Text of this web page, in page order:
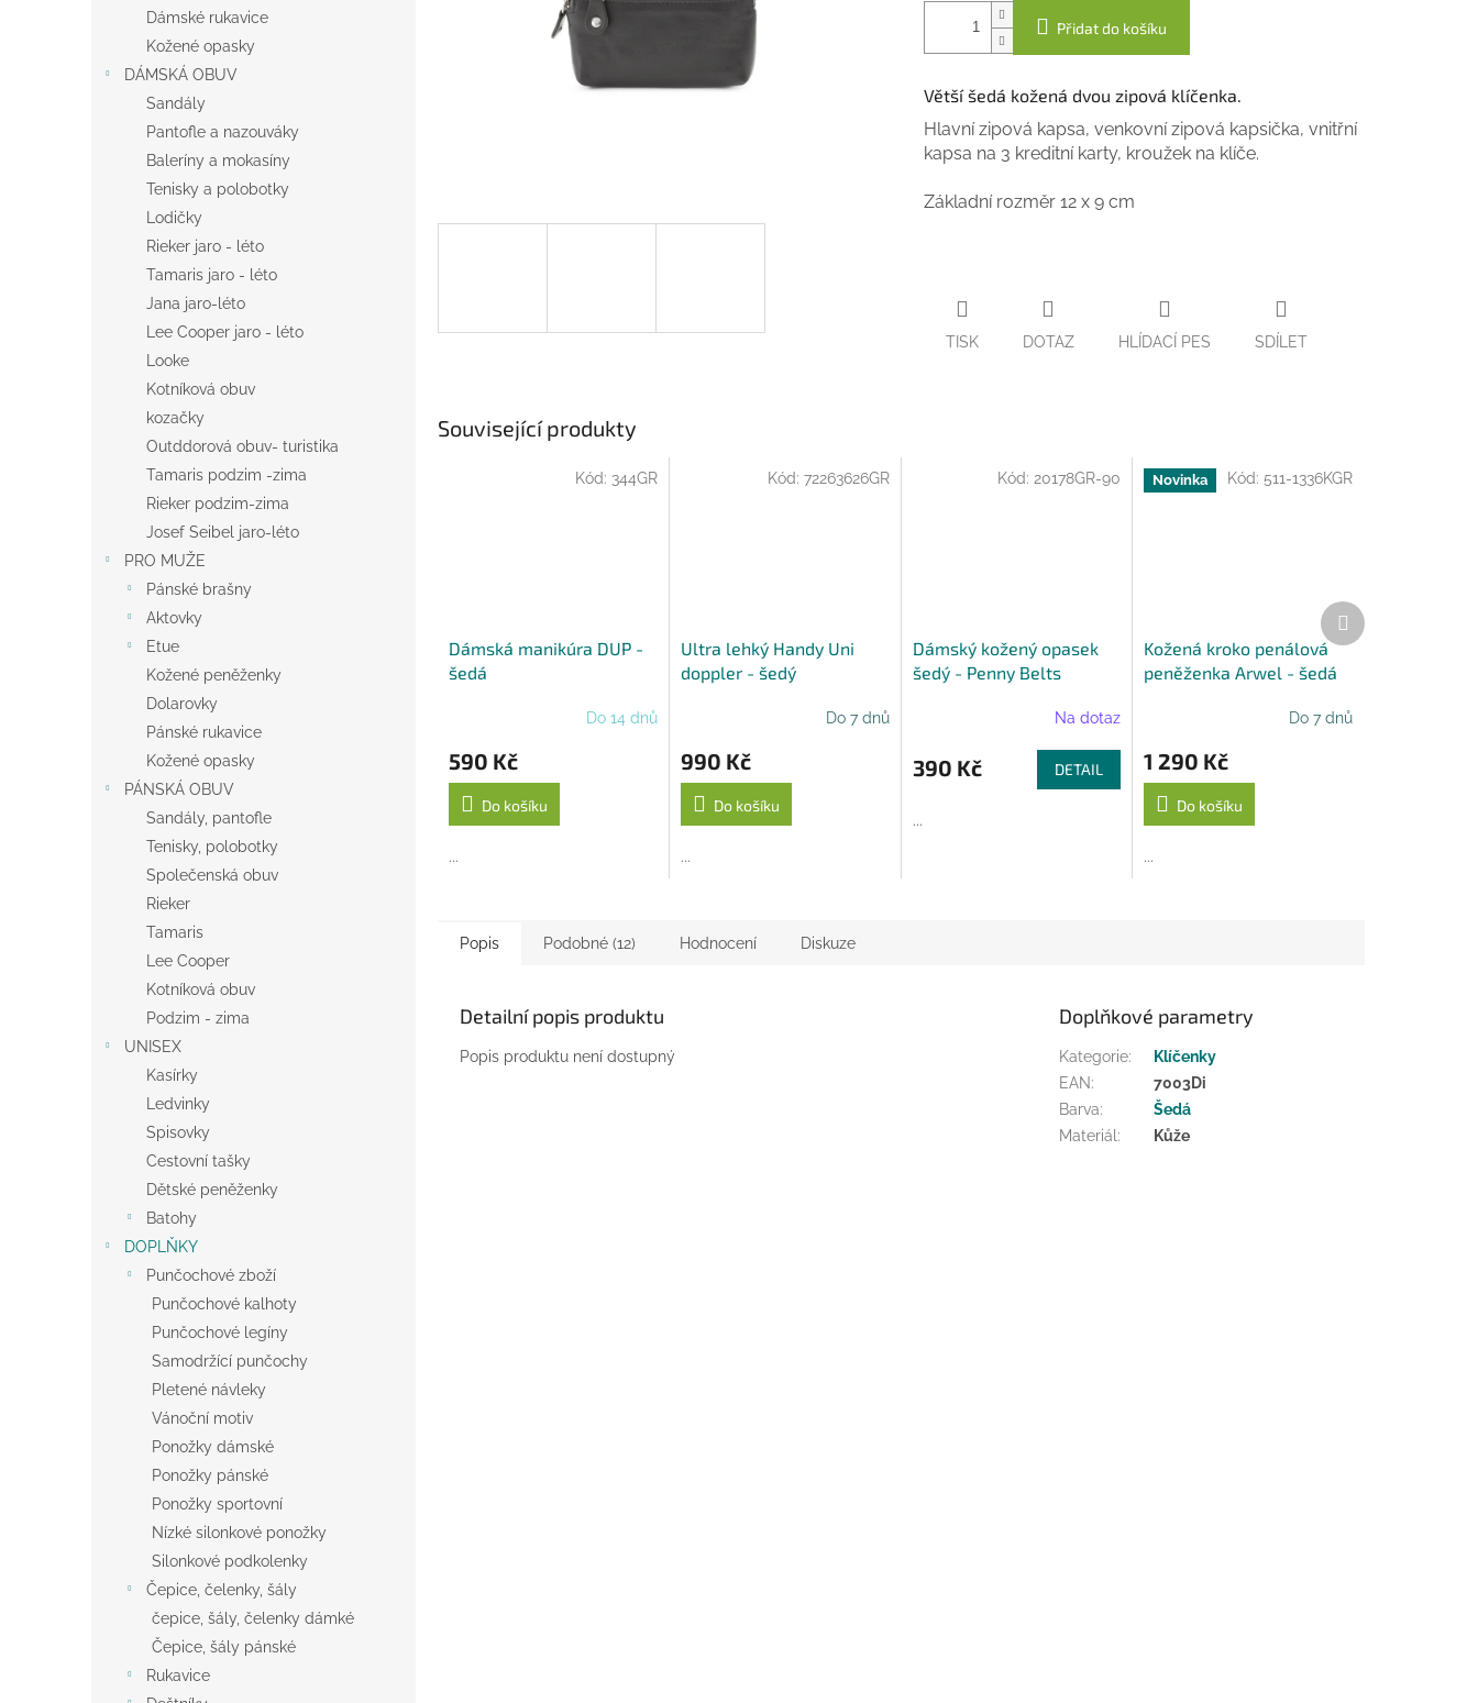
Dámské rukavice
Kožené opasky
DÁMSKÁ OBUV
Sandály
Pantofle a nazouváky
Baleríny a mokasíny
Tenisky a polobotky
Lodičky
Rieker jaro - léto
Tamaris jaro - léto
Jana jaro-léto
Lee Cooper jaro - léto
Looke
Kotníková obuv
kozačky
Outddorová obuv- turistika
Tamaris podzim -zima
Rieker podzim-zima
Josef Seibel jaro-léto
PRO MUŽE
Pánské brašny
Aktovky
Etue
Kožené peněženky
Dolarovky
Pánské rukavice
Kožené opasky
PÁNSKÁ OBUV
Sandály, pantofle
Tenisky, polobotky
Společenská obuv
Rieker
Tamaris
Lee Cooper
Kotníková obuv
Podzim - zima
UNISEX
Kasírky
Ledvinky
Spisovky
Cestovní tašky
Dětské peněženky
Batohy
DOPLŇKY
Punčochové zboží
Punčochové kalhoty
Punčochové legíny
Samodržící punčochy
Pletené návleky
Vánoční motiv
Ponožky dámské
Ponožky pánské
Ponožky sportovní
Nízké silonkové ponožky
Silonkové podkolenky
Čepice, čelenky, šály
čepice, šály, čelenky dámké
Čepice, šály pánské
Rukavice
Přidat do košíku
Větší šedá kožená dvou zipová klíčenka.
Hlavní zipová kapsa, venkovní zipová kapsička, vnitřní
kapsa na 3 kreditní karty, kroužek na klíče.
Základní rozměr 12 x 9 cm
TISK DOTAZ HLÍDACÍ PES SDÍLET
Související produkty
Dámská manikúra DUP -
šedá
Do 14 dnů
590 Kč
Do košíku
...
Kód: 344GR
Ultra lehký Handy Uni
doppler - šedý
Do 7 dnů
990 Kč
Do košíku
...
Kód: 72263626GR
Dámský kožený opasek
šedý - Penny Belts
Na dotaz
390 Kč DETAIL
...
Kód:20178GR-90 Novinka
Kožená kroko penálová
peněženka Arwel - šedá
Do 7 dnů
1 290 Kč
Do košíku
...
Kód: 511-1336KGR
Další
produkt
Popis Podobné (12) Hodnocení Diskuze
Detailní popis produktu
Popis produktu není dostupný
Doplňkové parametry
Kategorie:
Klíčenky
EAN:
7003Di
Barva:
Šedá
Materiál : Kůže